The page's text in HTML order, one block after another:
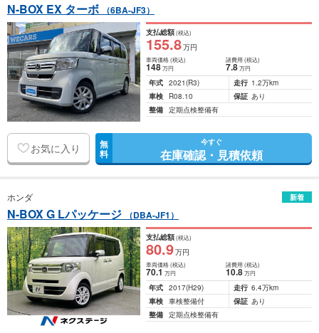
N-BOX EX ターボ （6BA-JF3）
支払総額(税込)
155.8万円
車両価格(税込)
148万円
諸費用 (税込)
7.8 万円
年式 2021(R3) 走行 1.2万km
車検
R08.10 保証 あり
整備 定期点検整備有
お気に入り 無
料
今すぐ
在庫確認・見積依頼
ホンダ 新着
N-BOX G Lパッケージ （DBA-JF1）
支払総額(税込)
80.9万円
車両価格(税込)
70.1万円
諸費用 (税込)
10.8 万円
年式 2017(H29) 走行 6.4万km
車検 車検整備付 保証 あり
整備 定期点検整備有